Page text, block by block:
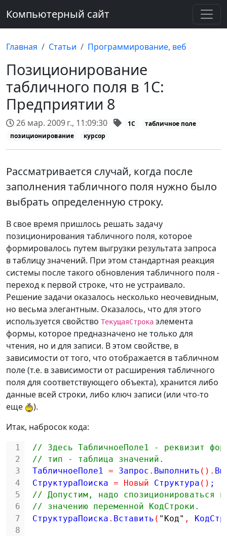
Компьютерный сайт
Главная Статьи Программирование, веб
Позиционирование
табличного поля в 1С:
Предприятии 8
26 мар. 2009 г., 11:09:30 1С
табличное поле
позиционирование
курсор
Рассматривается случай, когда после
заполнения табличного поля нужно было
выбрать определенную строку.
В свое время пришлось решать задачу
позиционирования табличного поля, которое
формировалось путем выгрузки результата запроса
в таблицу значений. При этом стандартная реакция
системы после такого обновления табличного поля -
переход к первой строке, что не устраивало.
Решение задачи оказалось несколько неочевидным,
но весьма элегантным. Оказалось, что для этого
используется свойство ТекущаяСтрока элемента
формы, которое предназначено не только для
чтения, но и для записи. В этом свойстве, в
зависимости от того, что отображается в табличном
поле (т.е. в зависимости от расширения табличного
поля для соответствующего объекта), хранится либо
данные всей строки, либо ключ записи (или что-то
еще
).
Итак, набросок кода:
1
2
3
4
5
6
7
8
// Здесь ТабличноеПоле1 - реквизит
// тип - таблица значений.
ТабличноеПоле1 = Запрос . Выполнить ( ) .
СтруктураПоиска = Новый Структура ( ) ;
// Допустим, надо спозиционироваться
// значению переменной КодСтроки.
СтруктураПоиска . Вставить ( "Код" ,